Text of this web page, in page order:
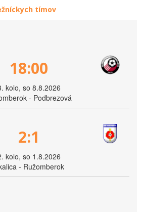
tímov
18:00
kolo, so 8.8.2026
- Podbrezová
2:1
kolo, so 1.8.2026
- Ružomberok